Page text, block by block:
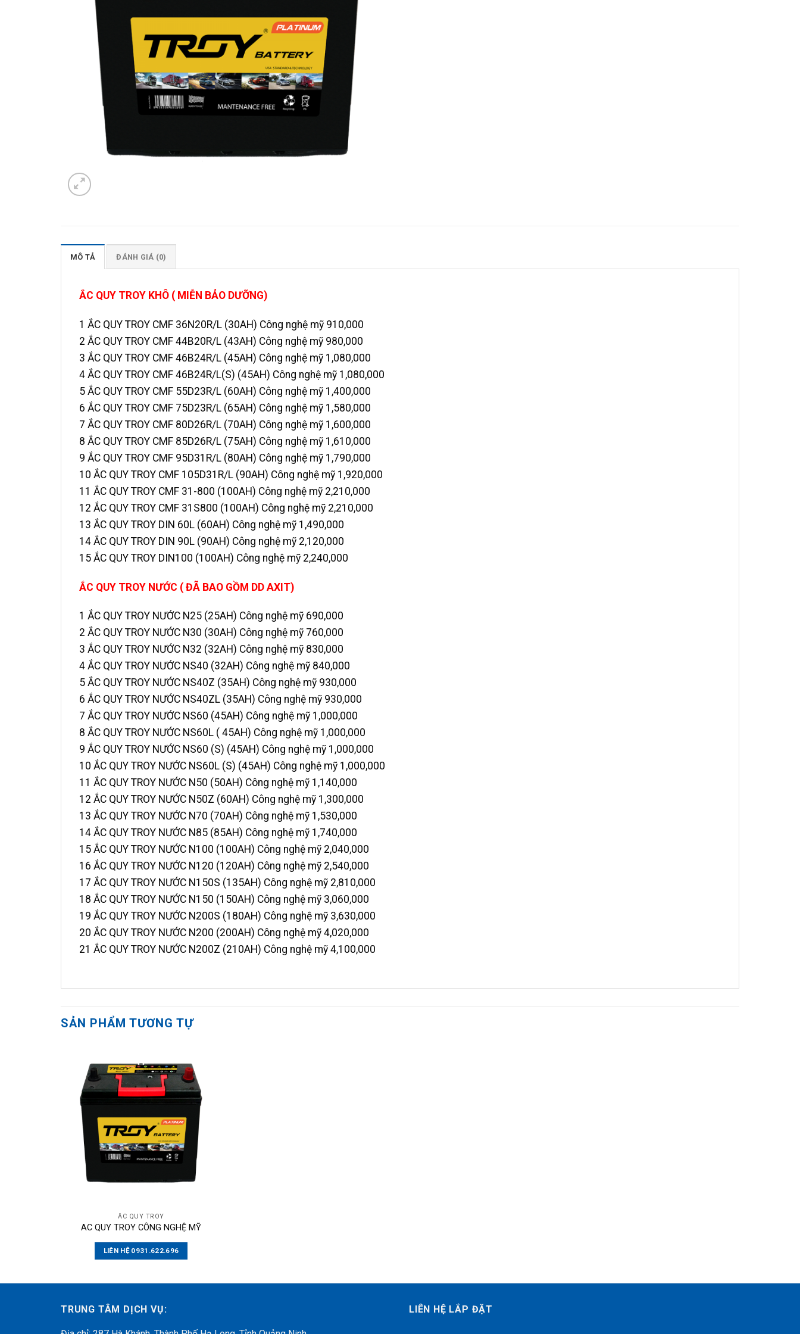
MÔ TẢ ĐÁNH GIÁ (0)
ẮC QUY TROY KHÔ ( MIỄN BẢO DƯỠNG)
1 ẮC QUY TROY CMF 36N20R/L (30AH) Công nghệ mỹ 910,000
2 ẮC QUY TROY CMF 44B20R/L (43AH) Công nghệ mỹ 980,000
3 ẮC QUY TROY CMF 46B24R/L (45AH) Công nghệ mỹ 1,080,000
4 ẮC QUY TROY CMF 46B24R/L(S) (45AH) Công nghệ mỹ 1,080,000
5 ẮC QUY TROY CMF 55D23R/L (60AH) Công nghệ mỹ 1,400,000
6 ẮC QUY TROY CMF 75D23R/L (65AH) Công nghệ mỹ 1,580,000
7 ẮC QUY TROY CMF 80D26R/L (70AH) Công nghệ mỹ 1,600,000
8 ẮC QUY TROY CMF 85D26R/L (75AH) Công nghệ mỹ 1,610,000
9 ẮC QUY TROY CMF 95D31R/L (80AH) Công nghệ mỹ 1,790,000
10 ẮC QUY TROY CMF 105D31R/L (90AH) Công nghệ mỹ 1,920,000
11 ẮC QUY TROY CMF 31-800 (100AH) Công nghệ mỹ 2,210,000
12 ẮC QUY TROY CMF 31S800 (100AH) Công nghệ mỹ 2,210,000
13 ẮC QUY TROY DIN 60L (60AH) Công nghệ mỹ 1,490,000
14 ẮC QUY TROY DIN 90L (90AH) Công nghệ mỹ 2,120,000
15 ẮC QUY TROY DIN100 (100AH) Công nghệ mỹ 2,240,000
ẮC QUY TROY NƯỚC ( ĐÃ BAO GỒM DD AXIT)
1 ẮC QUY TROY NƯỚC N25 (25AH) Công nghệ mỹ 690,000
2 ẮC QUY TROY NƯỚC N30 (30AH) Công nghệ mỹ 760,000
3 ẮC QUY TROY NƯỚC N32 (32AH) Công nghệ mỹ 830,000
4 ẮC QUY TROY NƯỚC NS40 (32AH) Công nghệ mỹ 840,000
5 ẮC QUY TROY NƯỚC NS40Z (35AH) Công nghệ mỹ 930,000
6 ẮC QUY TROY NƯỚC NS40ZL (35AH) Công nghệ mỹ 930,000
7 ẮC QUY TROY NƯỚC NS60 (45AH) Công nghệ mỹ 1,000,000
8 ẮC QUY TROY NƯỚC NS60L ( 45AH) Công nghệ mỹ 1,000,000
9 ẮC QUY TROY NƯỚC NS60 (S) (45AH) Công nghệ mỹ 1,000,000
10 ẮC QUY TROY NƯỚC NS60L (S) (45AH) Công nghệ mỹ 1,000,000
11 ẮC QUY TROY NƯỚC N50 (50AH) Công nghệ mỹ 1,140,000
12 ẮC QUY TROY NƯỚC N50Z (60AH) Công nghệ mỹ 1,300,000
13 ẮC QUY TROY NƯỚC N70 (70AH) Công nghệ mỹ 1,530,000
14 ẮC QUY TROY NƯỚC N85 (85AH) Công nghệ mỹ 1,740,000
15 ẮC QUY TROY NƯỚC N100 (100AH) Công nghệ mỹ 2,040,000
16 ẮC QUY TROY NƯỚC N120 (120AH) Công nghệ mỹ 2,540,000
17 ẮC QUY TROY NƯỚC N150S (135AH) Công nghệ mỹ 2,810,000
18 ẮC QUY TROY NƯỚC N150 (150AH) Công nghệ mỹ 3,060,000
19 ẮC QUY TROY NƯỚC N200S (180AH) Công nghệ mỹ 3,630,000
20 ẮC QUY TROY NƯỚC N200 (200AH) Công nghệ mỹ 4,020,000
21 ẮC QUY TROY NƯỚC N200Z (210AH) Công nghệ mỹ 4,100,000
SẢN PHẨM TƯƠNG TỰ
ẮC QUY TROY
AC QUY TROY CÔNG NGHỆ MỸ
LIÊN HỆ 0931.622.696
TRUNG TÂM DỊCH VỤ: LIÊN HỆ LẮP ĐẶT